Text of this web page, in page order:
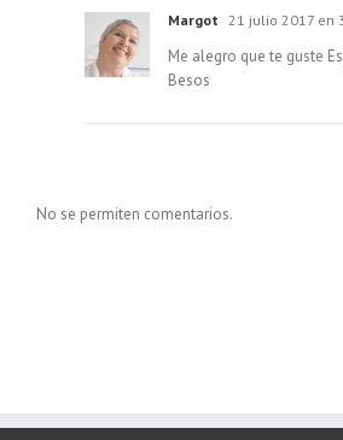
Margot 21 julio 2017 en
Me alegro que te guste
Besos
No se permiten comentarios.